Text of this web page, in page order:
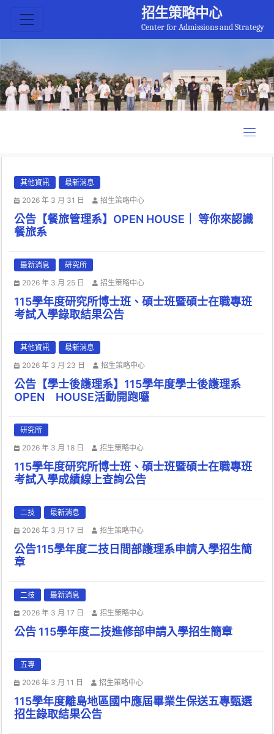
招生策略中心
Center for Admissions and Strategy
其他資訊
最新消息
2026 年 3 月 31 日
招生策略中心
公告【餐旅管理系】OPEN HOUSE｜ 等你來認識
餐旅系
最新消息
研究所
2026 年 3 月 25 日
招生策略中心
115學年度研究所博士班、碩士班暨碩士在職專班
考試入學錄取結果公告
其他資訊
最新消息
2026 年 3 月 23 日
招生策略中心
公告【學士後護理系】115學年度學士後護理系
OPEN HOUSE活動開跑囉
研究所
2026 年 3 月 18 日
招生策略中心
115學年度研究所博士班、碩士班暨碩士在職專班
考試入學成績線上查詢公告
二技
最新消息
2026 年 3 月 17 日
招生策略中心
公告115學年度二技日間部護理系申請入學招生簡
章
二技
最新消息
2026 年 3 月 17 日
招生策略中心
公告 115學年度二技進修部申請入學招生簡章
五專
2026 年 3 月 11 日
招生策略中心
115學年度離島地區國中應屆畢業生保送五專甄選
招生錄取結果公告